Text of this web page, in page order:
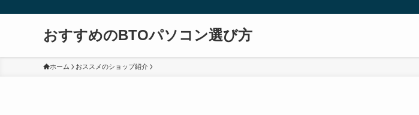
おすすめのBTOパソコン選び方
ホーム おススメのショップ紹介